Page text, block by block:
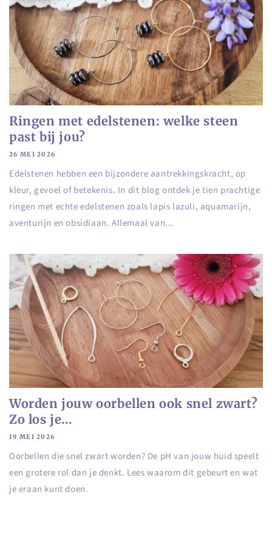
Ringen met edelstenen: welke steen
past bij jou?
26 MEI 2026
Edelstenen hebben een bijzondere aantrekkingskracht, op
kleur, gevoel of betekenis. In dit blog ontdek je tien prachtige
ringen met echte edelstenen zoals lapis lazuli, aquamarijn,
aventurijn en obsidiaan. Allemaal van...
Worden jouw oorbellen ook snel zwart?
Zo los je...
19 MEI 2026
Oorbellen die snel zwart worden? De pH van jouw huid speelt
een grotere rol dan je denkt. Lees waarom dit gebeurt en wat
je eraan kunt doen.